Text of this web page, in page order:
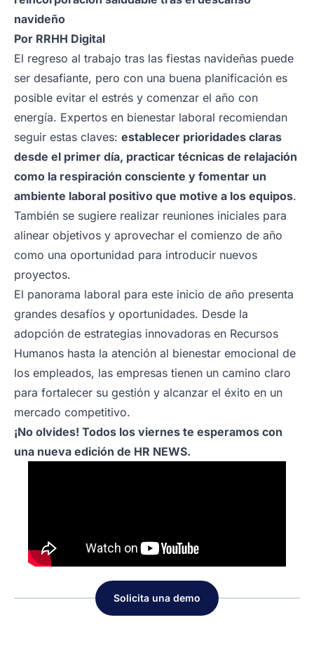
navideño
Por RRHH Digital
El regreso al trabajo tras las fiestas navideñas puede
ser desafiante, pero con una buena planificación es
posible evitar el estrés y comenzar el año con
energía. Expertos en bienestar laboral recomiendan
seguir estas claves: establecer prioridades claras
desde el primer día, practicar técnicas de relajación
como la respiración consciente y fomentar un
ambiente laboral positivo que motive a los equipos.
También se sugiere realizar reuniones iniciales para
alinear objetivos y aprovechar el comienzo de año
como una oportunidad para introducir nuevos
proyectos.
El panorama laboral para este inicio de año presenta
grandes desafíos y oportunidades. Desde la
adopción de estrategias innovadoras en Recursos
Humanos hasta la atención al bienestar emocional de
los empleados, las empresas tienen un camino claro
para fortalecer su gestión y alcanzar el éxito en un
mercado competitivo.
¡No olvides! Todos los viernes te esperamos con
una nueva edición de HR NEWS.
Solicita una demo